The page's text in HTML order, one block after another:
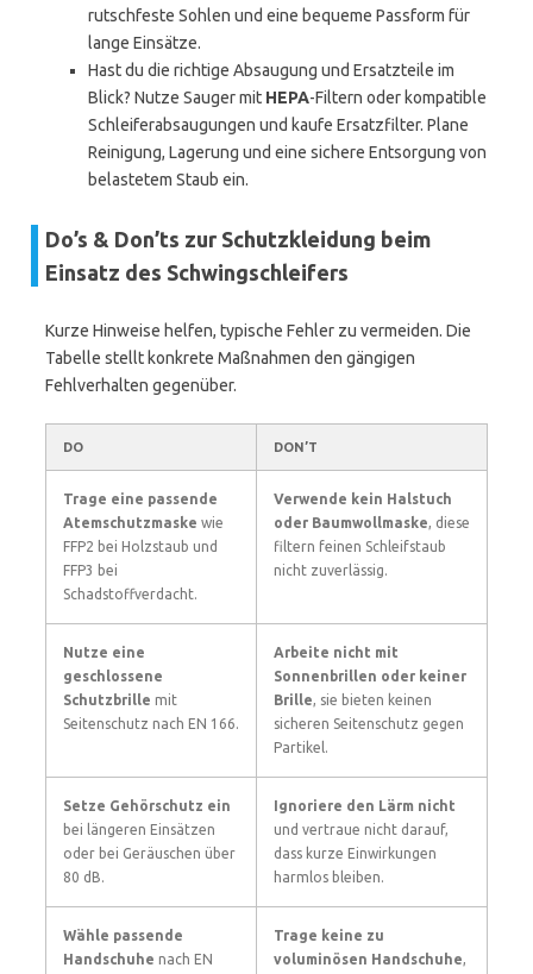
rutschfeste Sohlen und eine bequeme Passform für
lange Einsätze.
Hast du die richtige Absaugung und Ersatzteile im
Blick? Nutze Sauger mit HEPA-Filtern oder kompatible
Schleiferabsaugungen und kaufe Ersatzfilter. Plane
Reinigung, Lagerung und eine sichere Entsorgung von
belastetem Staub ein.
Do’s & Don’ts zur Schutzkleidung beim
Einsatz des Schwingschleifers
Kurze Hinweise helfen, typische Fehler zu vermeiden. Die
Tabelle stellt konkrete Maßnahmen den gängigen
Fehlverhalten gegenüber.
DO DON’T
Trage eine passende
Atemschutzmaske wie
FFP2 bei Holzstaub und
FFP3 bei
Schadstoffverdacht.
Verwende kein Halstuch
oder Baumwollmaske, diese
filtern feinen Schleifstaub
nicht zuverlässig.
Nutze eine
geschlossene
Schutzbrille mit
Seitenschutz nach EN 166.
Arbeite nicht mit
Sonnenbrillen oder keiner
Brille, sie bieten keinen
sicheren Seitenschutz gegen
Partikel.
Setze Gehörschutz ein
bei längeren Einsätzen
oder bei Geräuschen über
80 dB.
Ignoriere den Lärm nicht
und vertraue nicht darauf,
dass kurze Einwirkungen
harmlos bleiben.
Wähle passende
Handschuhe nach EN
Trage keine zu
voluminösen Handschuhe,